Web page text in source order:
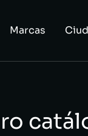
Marcas